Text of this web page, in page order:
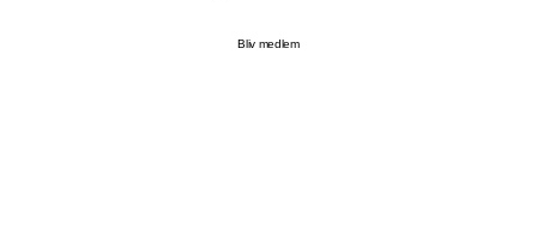
Bliv medlem